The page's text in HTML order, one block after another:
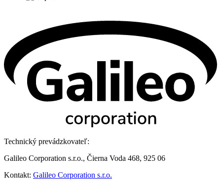
Technický prevádzkovateľ:
Galileo Corporation s.r.o., Čierna Voda 468, 925 06
Kontakt: Galileo Corporation s.r.o.